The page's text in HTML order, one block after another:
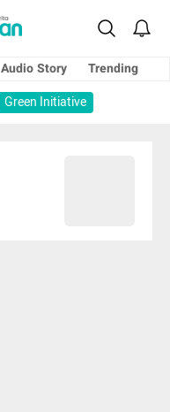
Audio Story
Trending
Green Initiative